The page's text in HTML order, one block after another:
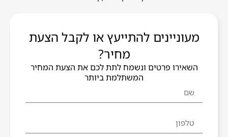
מעוניינים להתייעץ או לקבל הצעת
מחיר?
השאירו פרטים ונשמח לתת לכם את הצעת המחיר
המשתלמת ביותר